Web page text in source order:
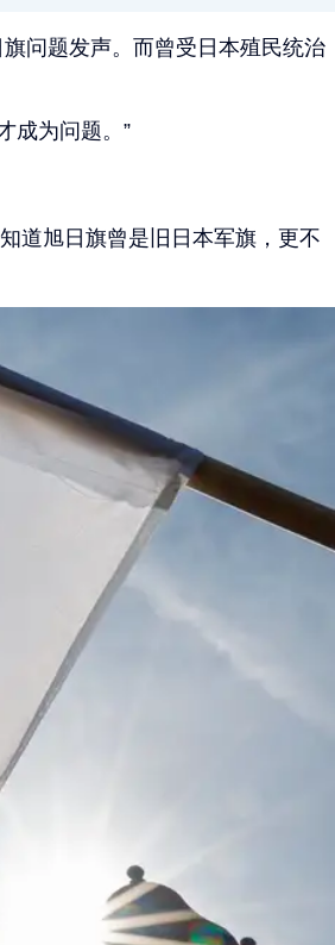
问题发声。而曾受日本殖民统治
成为问题。”
道旭日旗曾是旧日本军旗，更不